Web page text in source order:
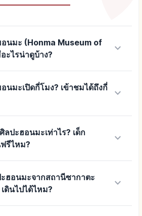
มะ (Honma Museum of
ะไรน่าดูบ้าง?
keyboard_arrow_down
มะเปิดกี่โมง? เข้าชมได้ถึงกี่
keyboard_arrow_down
ปะฮอนมะเท่าไร? เด็ก
รีไหม?
keyboard_arrow_down
อนมะจากสถานีซากาตะ
ดินไปได้ไหม?
keyboard_arrow_down